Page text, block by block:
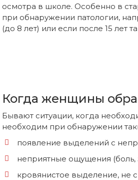
осмотра в школе. Особенно в
при обнаружении патологии,
(до 8 лет) или если после 15 лет
Когда женщины
Бывают ситуации, когда
необходим при обнаружении
появление выделений с
неприятные ощущения (боль,
кровянистое выделение, не